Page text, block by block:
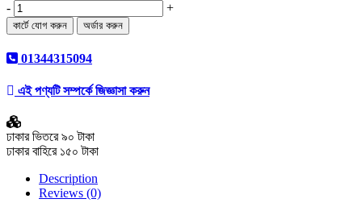
- +
01344315094
এই পণ্যটি সম্পর্কে জিজ্ঞাসা করুন
ঢাকার ভিতরে ৯০ টাকা
ঢাকার বাহিরে ১৫০ টাকা
Description
Reviews (0)